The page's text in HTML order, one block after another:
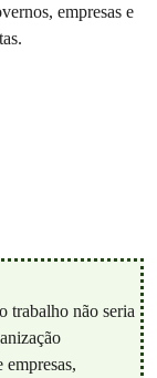
empresas e
trabalho não seria